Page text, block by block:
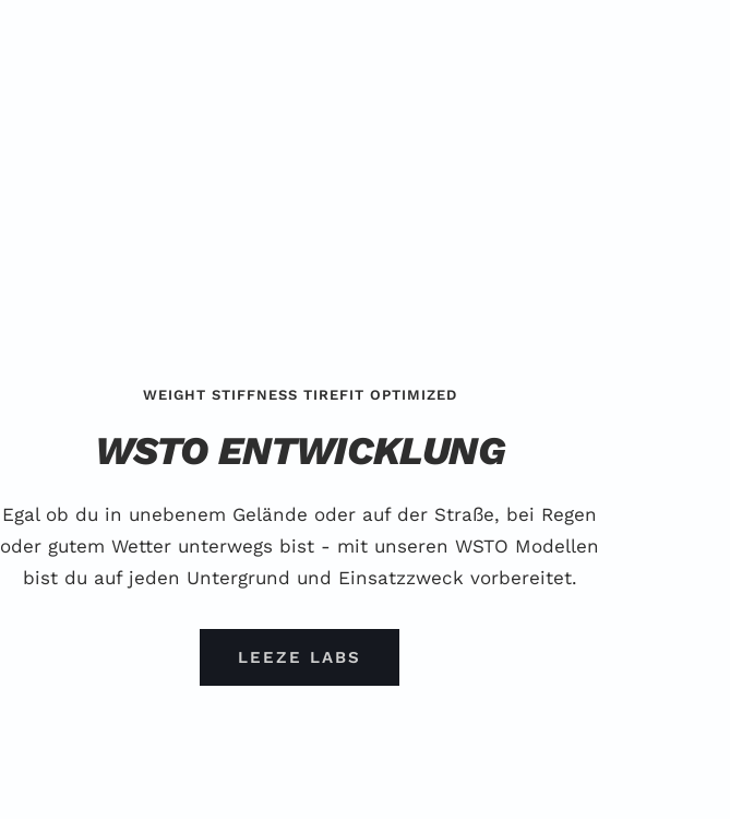
WEIGHT STIFFNESS TIREFIT OPTIMIZED
WSTO ENTWICKLUNG
Egal ob du in unebenem Gelände oder auf der Straße, bei Regen
oder gutem Wetter unterwegs bist - mit unseren WSTO Modellen
bist du auf jeden Untergrund und Einsatzzweck vorbereitet.
LEEZE LABS